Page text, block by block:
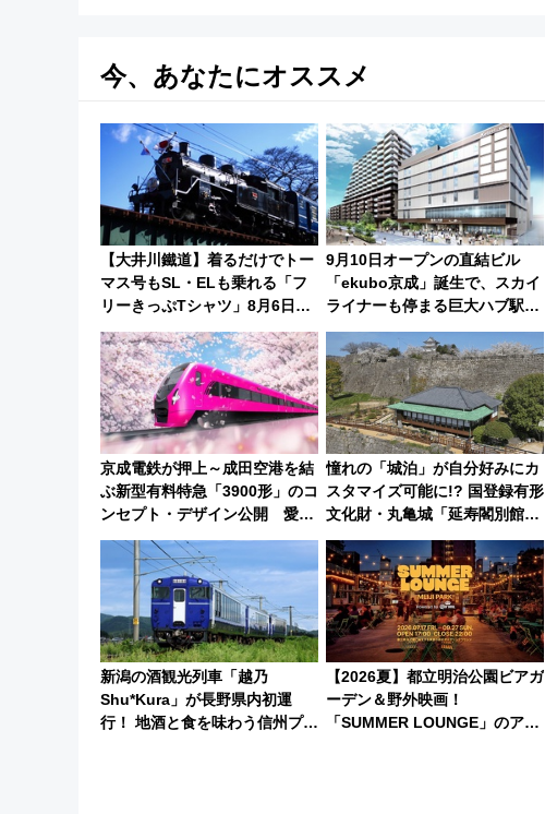
今、あなたにオススメ
【大井川鐵道】着るだけでトー
マス号もSL・ELも乗れる「フ
リーきっぷTシャツ」8月6日よ
り受注販売
9月10日オープンの直結ビル
「ekubo京成」誕生で、スカイ
ライナーも停まる巨大ハブ駅・
新鎌ヶ谷はどう変わる？ 全テナ
ント情報も公開！
京成電鉄が押上～成田空港を結
ぶ新型有料特急「3900形」のコ
ンセプト・デザイン公開 愛称
募集も実施
憧れの「城泊」が自分好みにカ
スタマイズ可能に!? 国登録有形
文化財・丸亀城「延寿閣別館」
にオーダーメイド型の宿泊プラ
ンが誕生！
新潟の酒観光列車「越乃
Shu*Kura」が長野県内初運
行！ 地酒と食を味わう信州プレ
【2026夏】都立明治公園ビアガ
ーデン＆野外映画！
「SUMMER LOUNGE」のアク